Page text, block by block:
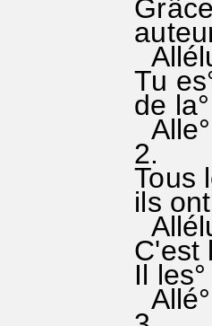
Tu
de
2.
Tous
ils
C'est
Il